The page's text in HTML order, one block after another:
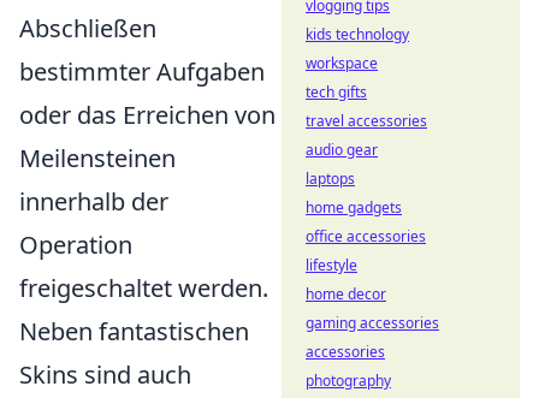
Abschließen
bestimmter Aufgaben
oder das Erreichen von
Meilensteinen
innerhalb der
Operation
freigeschaltet werden.
Neben fantastischen
Skins sind auch
vlogging tips
kids technology
workspace
tech gifts
travel accessories
audio gear
laptops
home gadgets
office accessories
lifestyle
home decor
gaming accessories
accessories
photography